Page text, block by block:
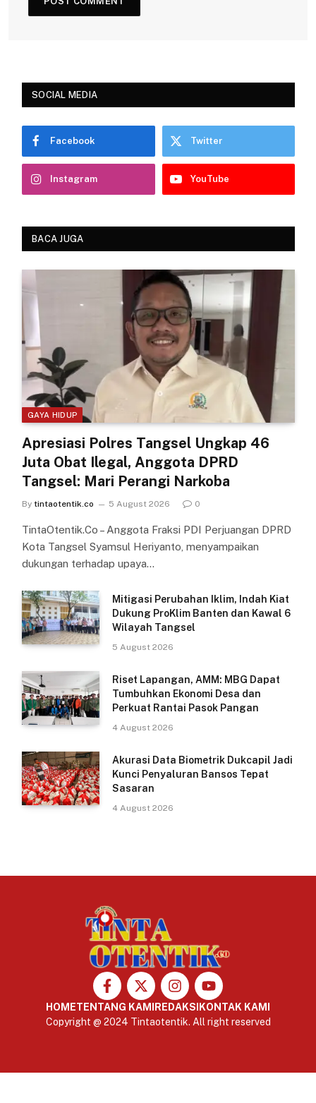
SOCIAL MEDIA
Facebook Twitter
Instagram YouTube
BACA JUGA
GAYA HIDUP
Apresiasi Polres Tangsel Ungkap 46
Juta Obat Ilegal, Anggota DPRD
Tangsel: Mari Perangi Narkoba
By tintaotentik.co 5 August 2026 0
TintaOtentik.Co – Anggota Fraksi PDI Perjuangan DPRD
Kota Tangsel Syamsul Heriyanto, menyampaikan
dukungan terhadap upaya…
Mitigasi Perubahan Iklim, Indah Kiat
Dukung ProKlim Banten dan Kawal 6
Wilayah Tangsel
5 August 2026
Riset Lapangan, AMM: MBG Dapat
Tumbuhkan Ekonomi Desa dan
Perkuat Rantai Pasok Pangan
4 August 2026
Akurasi Data Biometrik Dukcapil Jadi
Kunci Penyaluran Bansos Tepat
Sasaran
4 August 2026
HOMETENTANG KAMI REDAKSI KONTAK KAMI
Copyright @ 2024 Tintaotentik. All right reserved